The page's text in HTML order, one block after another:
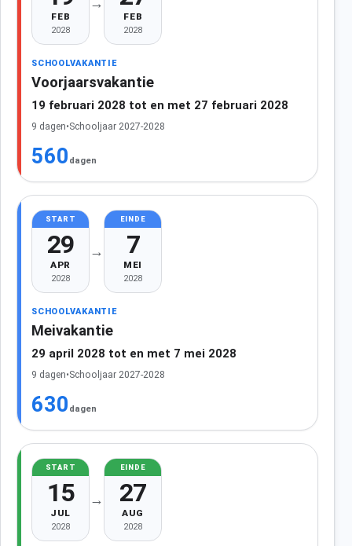
FEB
2028
FEB
2028
SCHOOLVAKANTIE
Voorjaarsvakantie
19 februari 2028 tot en met 27 februari 2028
9 dagen•Schooljaar 2027-2028
560 dagen
START
29
APR
2028
→
EINDE
7
MEI
2028
SCHOOLVAKANTIE
Meivakantie
29 april 2028 tot en met 7 mei 2028
9 dagen•Schooljaar 2027-2028
630 dagen
START
15
JUL
2028
→
EINDE
27
AUG
2028